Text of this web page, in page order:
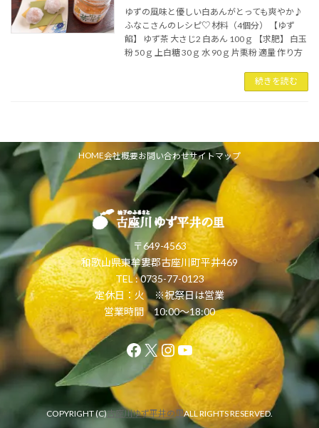
ゆずの風味と優しい白あんがとっても爽やか♪
ふなこさんのレシピ♡ 材料（4個分） 【ゆず
餡】 ゆず茶 大さじ2 白あん 100ｇ 【求肥】 白玉
粉 50ｇ 上白糖 30ｇ 水 90ｇ 片栗粉 適量 作り方
続きを読む
HOME会社概要お問い合わせサイトマップ
〒649-4563
和歌山県東牟婁郡古座川町平井469
TEL : 0735-77-0123
定休日：火 ※祝祭日は営業
営業時間 10:00〜18:00
Facebook
X Instagram
YouTube
COPYRIGHT (C)古座川ゆず平井の里ALL RIGHTS RESERVED.